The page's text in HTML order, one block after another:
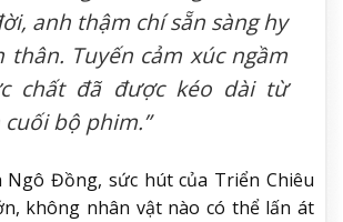
anh thậm chí sẵn sàng hy
thân. Tuyến cảm xúc ngầm
chất đã được kéo dài từ
bộ phim.”
Ngô Đồng, sức hút của Triển Chiêu
không nhân vật nào có thể lấn át